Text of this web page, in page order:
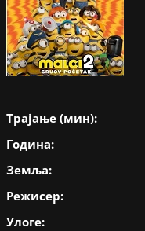
Трајање (мин):
Година:
Земља:
Режисер:
Улоге: